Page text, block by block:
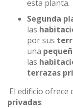
esta planta.
Segunda
las
por sus
una
las
terrazas
El edificio
privadas: